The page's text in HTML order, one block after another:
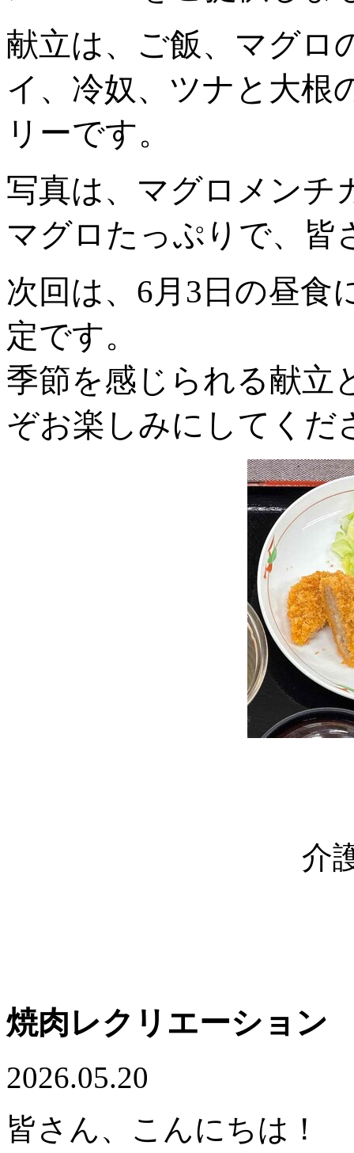
献立は、ご飯、マグロ
イ、冷奴、ツナと大根
リーです。
写真は、マグロメンチ
マグロたっぷりで、皆
次回は、6月3日の昼食
定です。
季節を感じられる献立
ぞお楽しみにしてくだ
介
焼肉レクリエーション
2026.05.20
皆さん、こんにちは！